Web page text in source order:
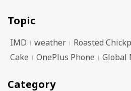
Topic
IMD weather Roasted
Cake
OnePlus Phone Global
Category